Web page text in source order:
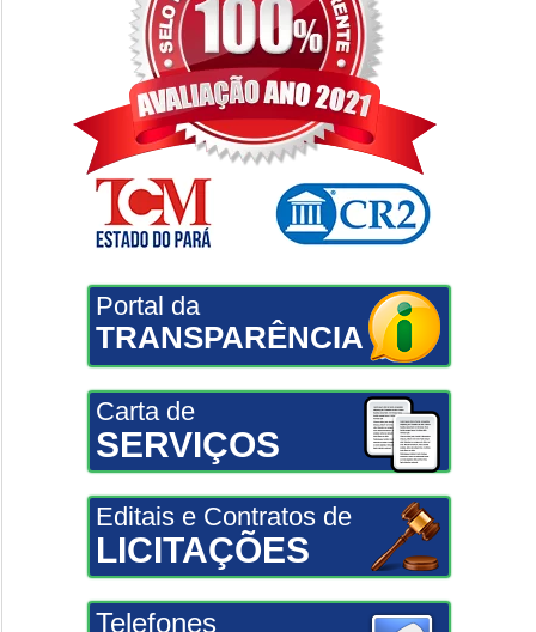
Portal da
TRANSPARÊNCIA
Carta de
SERVIÇOS
Editais e Contratos de
LICITAÇÕES
Telefones